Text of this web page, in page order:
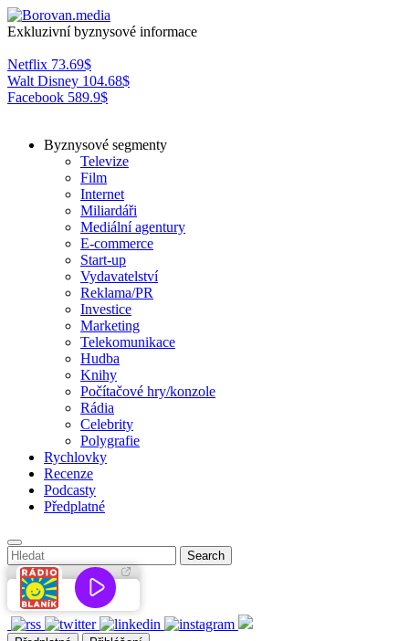
Exkluzivní byznysové informace
Netflix 73.69$
Walt Disney 104.68$
Facebook 589.9$
Byznysové segmenty
Televize
Film
Internet
Miliardáři
Mediální agentury
E-commerce
Start-up
Vydavatelství
Reklama/PR
Investice
Marketing
Telekomunikace
Hudba
Knihy
Počítačové hry/konzole
Rádia
Celebrity
Polygrafie
Rychlovky
Recenze
Podcasty
Předplatné